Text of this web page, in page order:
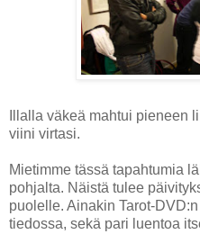
Illalla väkeä mahtui pieneen
viini virtasi.
Mietimme tässä tapahtumia
pohjalta. Näistä tulee
puolelle. Ainakin Tarot-
tiedossa, sekä pari luentoa